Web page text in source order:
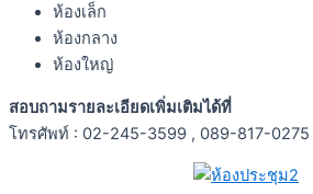
ห้องเล็ก
ห้องกลาง
ห้องใหญ่
สอบถามรายละเอียดเพิ่มเติมได้ที่
โทรศัพท์ : 02-245-3599 , 089-817-0275